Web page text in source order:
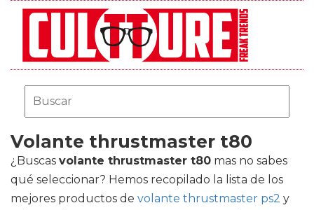
Volante thrustmaster t80
¿Buscas volante thrustmaster t80 mas no sabes
qué seleccionar? Hemos recopilado la lista de los
mejores productos de volante thrustmaster ps2 y